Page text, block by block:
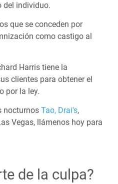
del individuo.
que se conceden por
como castigo al
Harris tiene la
clientes para obtener el
por la ley.
nocturnos Tao, Drai's,
Vegas, llámenos hoy para
de la culpa?